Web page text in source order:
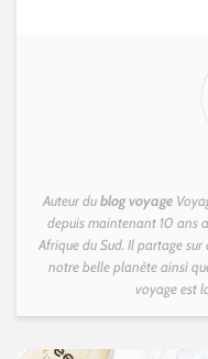
Auteur dublog voyage
depuis maintenant 10 ans
Afrique du Sud. Il partage
notre belle planète ainsi
voyage est